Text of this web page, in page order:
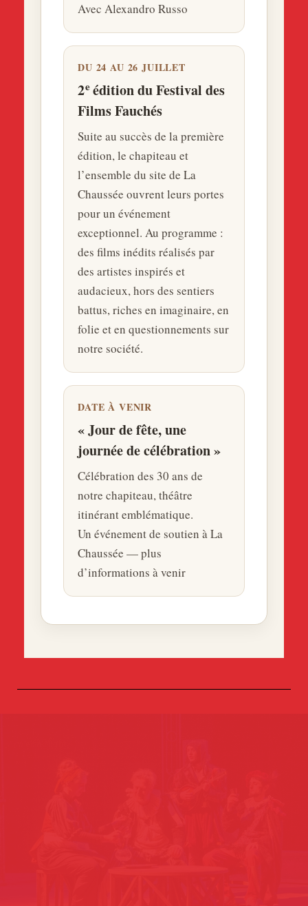
Avec Alexandro Russo
DU 24 AU 26 JUILLET
2eédition du Festival des
Films Fauchés
Suite au succès de la première
édition, le chapiteau et
l’ensemble du site de La
Chaussée ouvrent leurs portes
pour un événement
exceptionnel. Au programme :
des films inédits réalisés par
des artistes inspirés et
audacieux, hors des sentiers
battus, riches en imaginaire, en
folie et en questionnements sur
notre société.
DATE À VENIR
« Jour de fête, une
journée de célébration »
Célébration des 30 ans de
notre chapiteau, théâtre
itinérant emblématique.
Un événement de soutien à La
Chaussée — plus
d’informations à venir